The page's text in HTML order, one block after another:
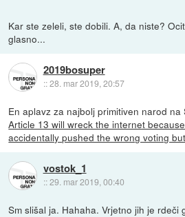
Kar ste zeleli, ste dobili. A, da niste?
glasno...
2019bosuper
::28. mar 2019, 20:57
En aplavz za najbolj primitiven narod na
Article 13 will wreck the internet
accidentally pushed the wrong voting
vostok_1
::29. mar 2019, 00:40
Sm slišal ja. Hahaha. Vrjetno jih je rdeči